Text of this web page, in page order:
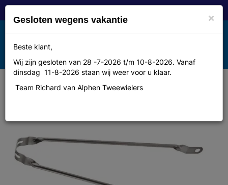
Toggle
navigation
MENU
Merkloos Spatbordstang 28sp grijs
×
Gesloten wegens vakantie
Beste klant,
Wij zijn gesloten van 28 -7-2026 t/m 10-8-2026. Vanaf
dinsdag 11-8-2026 staan wij weer voor u klaar.
Team Richard van Alphen Tweewielers